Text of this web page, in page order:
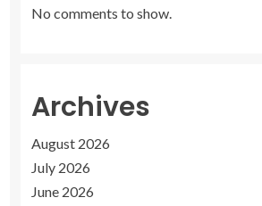
No comments to show.
Archives
August 2026
July 2026
June 2026